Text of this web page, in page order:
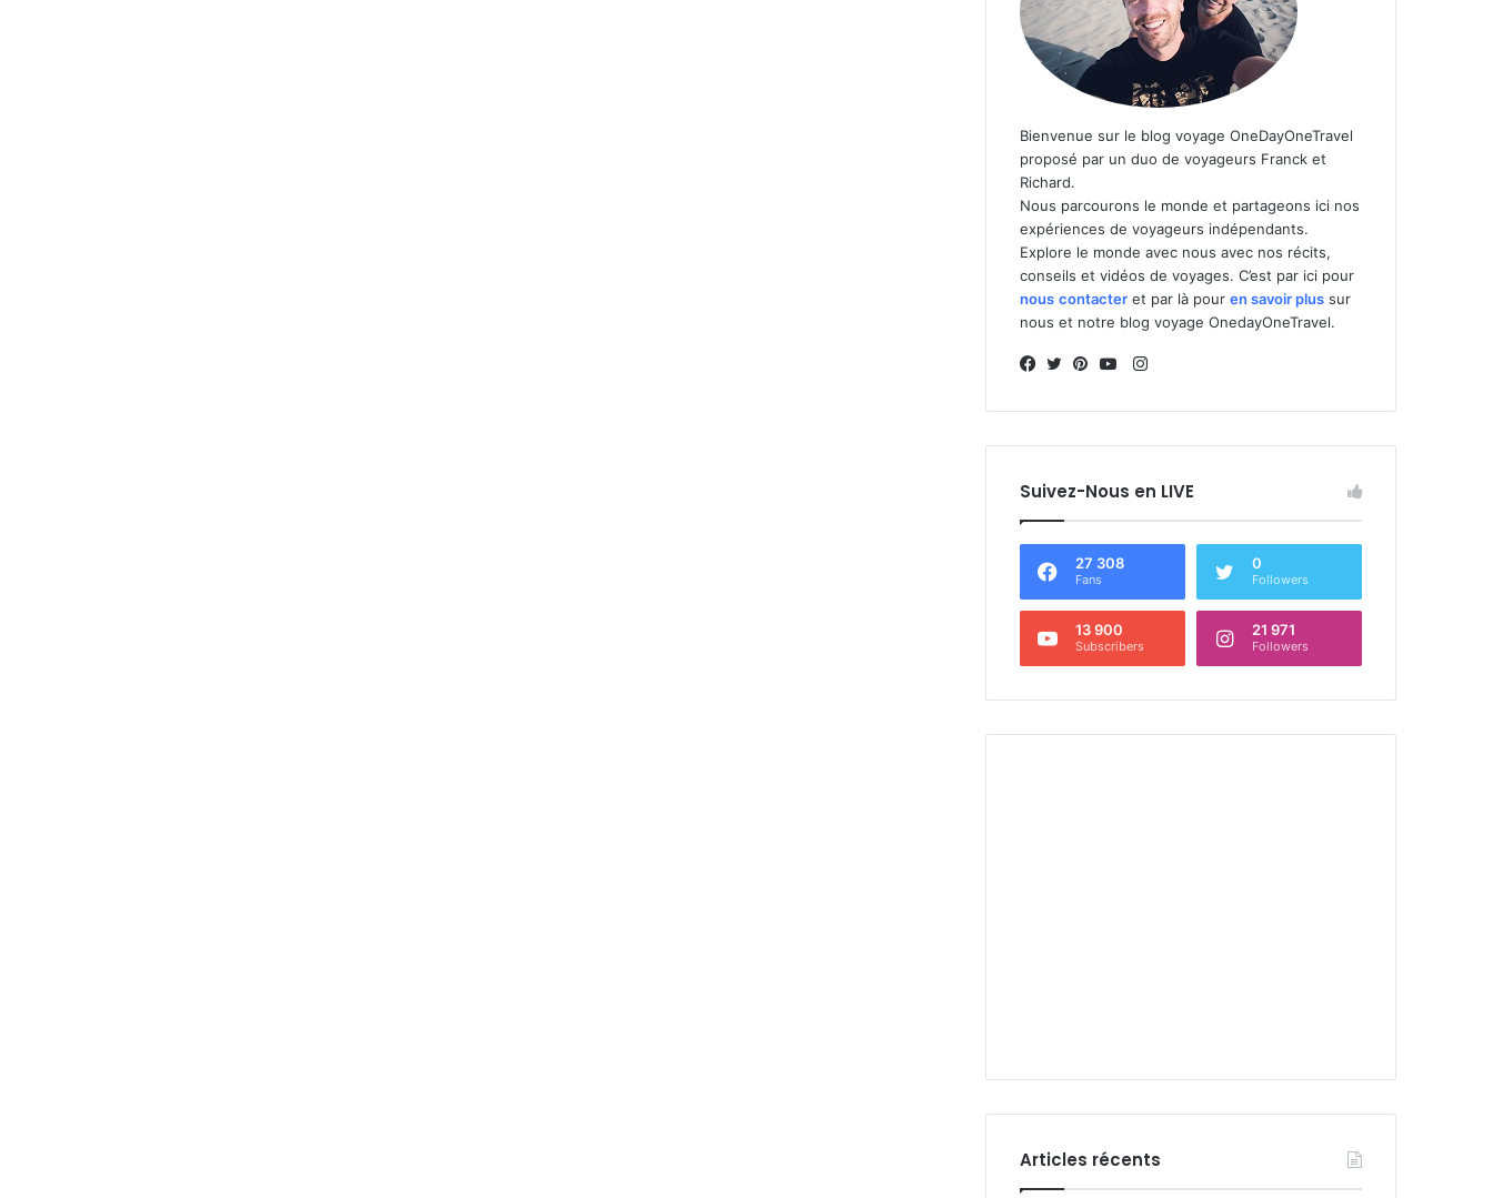
Bienvenue sur le blog voyage OneDayOneTravel
proposé par un duo de voyageurs Franck et
Richard.
Nous parcourons le monde et partageons ici nos
expériences de voyageurs indépendants.
Explore le monde avec nous avec nos récits,
conseils et vidéos de voyages. C’est par ici pour
nous contacter et par là pouren savoir plus sur
nous et notre blog voyage OnedayOneTravel.
a
c
b
o
o
k
w
i
t
e
r
i
n
e
r
e
s
t
o
u
u
b
e
I
s
t
g
r
a
Suivez-Nous en LIVE
27 308
Fans
0
Followers
13 900
Subscribers
21 971
Followers
Articles récents